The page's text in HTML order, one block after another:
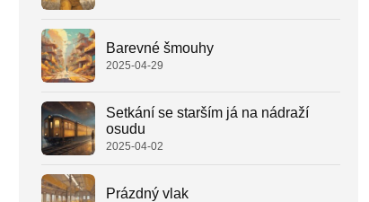
Barevné šmouhy
2025-04-29
Setkání se starším já na nádraží
osudu
2025-04-02
Prázdný vlak